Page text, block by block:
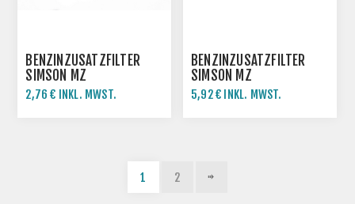
BENZINZUSATZFILTER
SIMSON MZ
2,76 € INKL. MWST.
BENZINZUSATZFILTER
SIMSON MZ
5,92 € INKL. MWST.
1 2